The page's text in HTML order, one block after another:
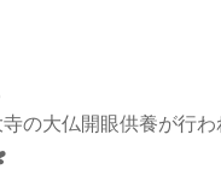
の大仏開眼供養が行わ